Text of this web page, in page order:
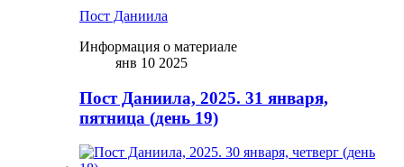
Пост Даниила
Информация о материале
янв 10 2025
Пост Даниила, 2025. 31 января,
пятница (день 19)